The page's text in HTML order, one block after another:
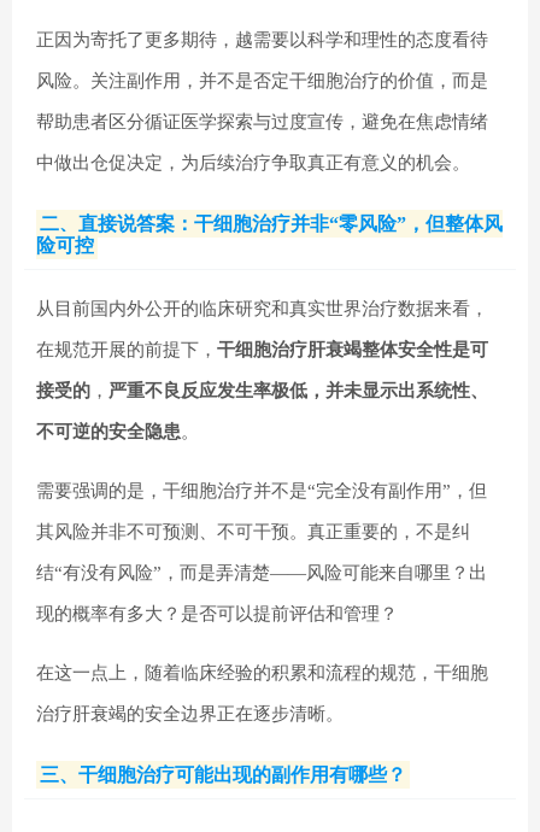
正因为寄托了更多期待，越需要以科学和理性的态度看待
风险。关注副作用，并不是否定干细胞治疗的价值，而是
帮助患者区分循证医学探索与过度宣传，避免在焦虑情绪
中做出仓促决定，为后续治疗争取真正有意义的机会。
二、直接说答案：干细胞治疗并非“零风险”，但整体风
险可控
从目前国内外公开的临床研究和真实世界治疗数据来看，
在规范开展的前提下， 干细胞治疗肝衰竭整体安全性是可
接受的 ， 严重不良反应发生率极低，并未显示出系统性、
不可逆的安全隐患。
需要强调的是，干细胞治疗并不是“完全没有副作用”，但
其风险并非不可预测、不可干预。真正重要的，不是纠
结“有没有风险”，而是弄清楚——风险可能来自哪里？出
现的概率有多大？是否可以提前评估和管理？
在这一点上，随着临床经验的积累和流程的规范，干细胞
治疗肝衰竭的安全边界正在逐步清晰。
三、干细胞治疗可能出现的副作用有哪些？